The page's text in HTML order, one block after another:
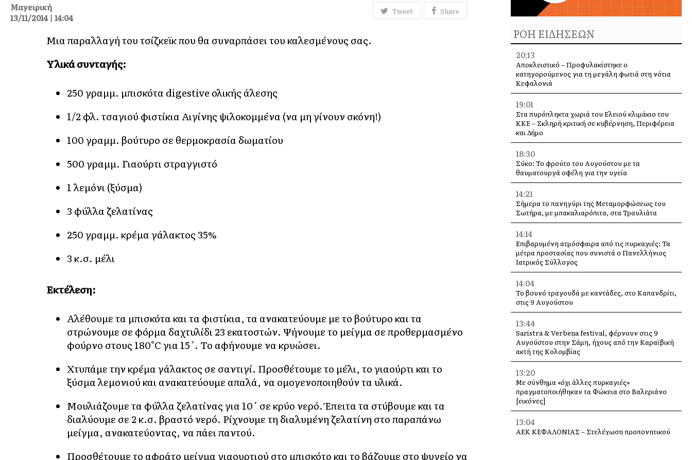
Tweet Share
Μαγειρική
13/11/2014 | 14:04
Μια παραλλαγή του τσίζκεϊκ που θα συναρπάσει του καλεσμένους σας.
Υλικά συνταγής:
250 γραμμ. μπισκότα digestive ολικής άλεσης
1/2 φλ. τσαγιού φιστίκια Αιγίνης ψιλοκομμένα (να μη γίνουν σκόνη!)
100 γραμμ. βούτυρο σε θερμοκρασία δωματίου
500 γραμμ. Γιαούρτι στραγγιστό
1 λεμόνι (ξύσμα)
3 φύλλα ζελατίνας
250 γραμμ. κρέμα γάλακτος 35%
3 κ.σ. μέλι
Εκτέλεση:
Αλέθουμε τα μπισκότα και τα φιστίκια, τα ανακατεύουμε με το βούτυρο και τα
στρώνουμε σε φόρμα δαχτυλίδι 23 εκατοστών. Ψήνουμε το μείγμα σε προθερμασμένο
φούρνο στους 180°C για 15΄. Το αφήνουμε να κρυώσει.
Χτυπάμε την κρέμα γάλακτος σε σαντιγί. Προσθέτουμε το μέλι, το γιαούρτι και το
ξύσμα λεμονιού και ανακατεύουμε απαλά, να ομογενοποιηθούν τα υλικά.
Μουλιάζουμε τα φύλλα ζελατίνας για 10΄ σε κρύο νερό. Έπειτα τα στύβουμε και τα
διαλύουμε σε 2 κ.σ. βραστό νερό. Ρίχνουμε τη διαλυμένη ζελατίνη στο παραπάνω
μείγμα, ανακατεύοντας, να πάει παντού.
Προσθέτουμε το αφράτο μείγμα γιαουρτιού στο μπισκότο και το βάζουμε στο ψυγείο να
ΡΟΗ ΕΙΔΗΣΕΩΝ
20:13
Αποκλειστικό – Προφυλακίστηκε ο
κατηγορούμενος για τη μεγάλη φωτιά στη νότια
Κεφαλονιά
19:01
Στα πυρόπληκτα χωριά του Ελειού κλιμάκιο του
ΚΚΕ – Σκληρή κριτική σε κυβέρνηση, Περιφέρεια
και Δήμο
18:30
Σύκο: Το φρούτο του Αυγούστου με τα
θαυματουργά οφέλη για την υγεία
14:21
Σήμερα το πανηγύρι της Μεταμορφώσεως του
Σωτήρα, με μπακαλιαρόπιτα, στα Τραυλιάτα
14:14
Επιβαρυμένη ατμόσφαιρα από τις πυρκαγιές: Τα
μέτρα προστασίας που συνιστά ο Πανελλήνιος
Ιατρικός Σύλλογος
14:04
Το βουνό τραγουδά με καντάδες, στο Καπανδρίτι,
στις 9 Αυγούστου
13:44
Saristra & Verbena festival, φέρνουν στις 9
Αυγούστου στην Σάμη, ήχους από την Καραϊβική
ακτή της Κολομβίας
13:20
Με σύνθημα «όχι άλλες πυρκαγιές»
πραγματοποιήθηκαν τα Φώκεια στο Βαλεριάνο
[εικόνες]
13:04
ΑΕΚ ΚΕΦΑΛΟΝΙΑΣ – Στελέχωση προπονητικού